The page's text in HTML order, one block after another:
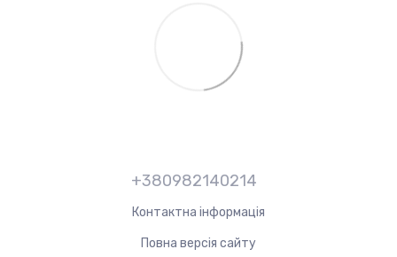
+380982140214
Контактна інформація
Повна версія сайту